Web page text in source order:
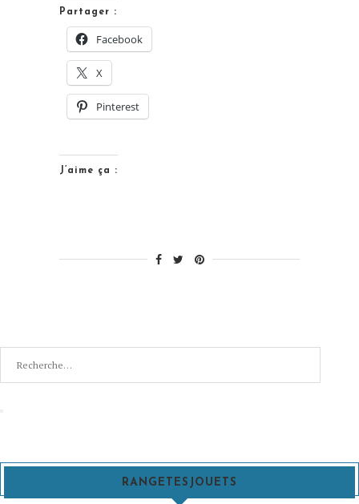
Partager :
Facebook
X
Pinterest
J’aime ça :
pour
:
RANGETESJOUETS